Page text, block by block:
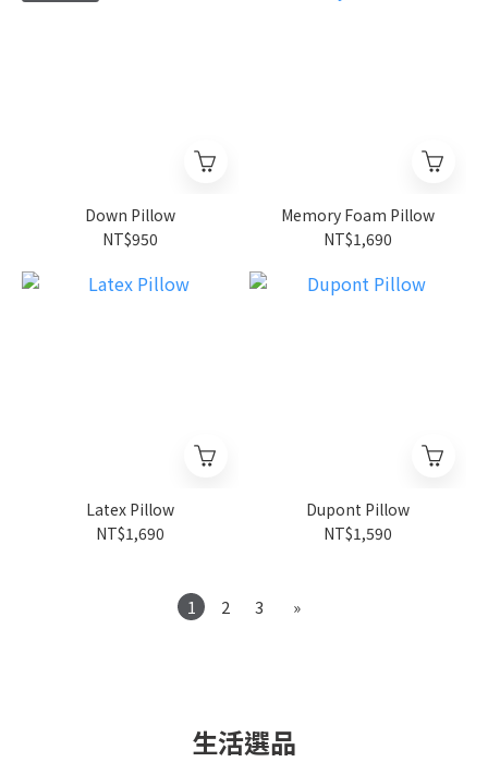
Down Pillow
NT$950
Memory Foam Pillow
NT$1,690
Latex Pillow
NT$1,690
Dupont Pillow
NT$1,590
1 2 3 »
生活選品